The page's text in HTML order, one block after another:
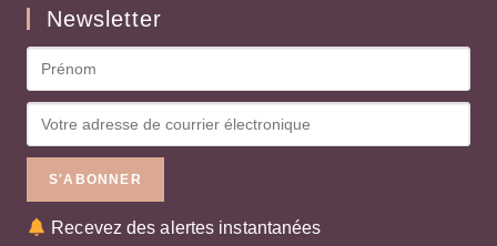
Newsletter
Recevez des alertes instantanées